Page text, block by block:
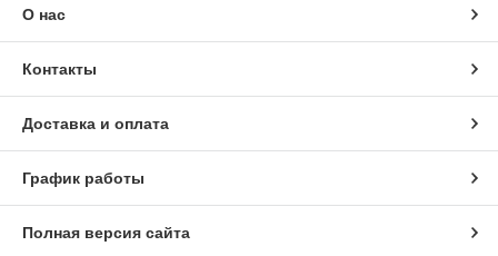
О нас
Контакты
Доставка и оплата
График работы
Полная версия сайта